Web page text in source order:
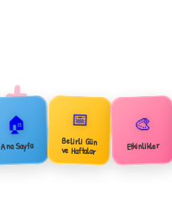
🏠
Ana Sayfa
📅
Belirli Gün
ve Haftalar
🎨
Etkinlikler
+